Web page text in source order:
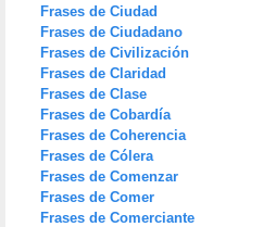
Frases de Ciudad
Frases de Ciudadano
Frases de Civilización
Frases de Claridad
Frases de Clase
Frases de Cobardía
Frases de Coherencia
Frases de Cólera
Frases de Comenzar
Frases de Comer
Frases de Comerciante